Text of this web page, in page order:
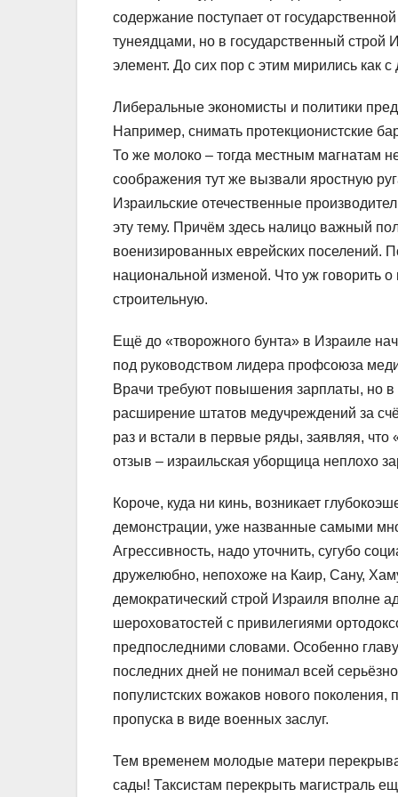
содержание поступает от
тунеядцами, но в государственный строй
элемент. До сих пор с этим мирились как
Либеральные экономисты и политики
Например, снимать протекционистские
То же молоко – тогда местным магнатам
соображения тут же вызвали яростную
Израильские отечественные
эту тему. Причём здесь налицо важный
военизированных еврейских поселений.
национальной изменой. Что уж говорить
строительную.
Ещё до «творожного бунта» в Израиле
под руководством лидера профсоюза
Врачи требуют повышения зарплаты, но
расширение штатов медучреждений за
раз и встали в первые ряды, заявляя,
отзыв – израильская уборщица неплохо
Короче, куда ни кинь, возникает
демонстрации, уже названные самыми
Агрессивность, надо уточнить, сугубо
дружелюбно, непохоже на Каир, Сану,
демократический строй Израиля вполне
шероховатостей с привилегиями
предпоследними словами. Особенно
последних дней не понимал всей
популистских вожаков нового
пропуска в виде военных заслуг.
Тем временем молодые матери
сады! Таксистам перекрыть магистраль